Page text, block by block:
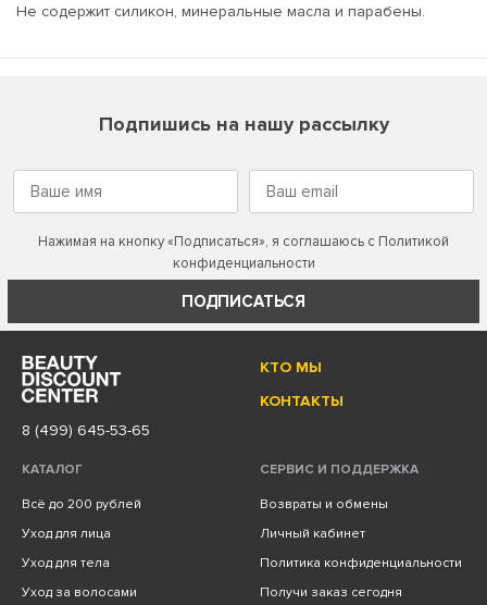
Не содержит силикон, минеральные масла и парабены.
Подпишись на нашу рассылку
Нажимая на кнопку «Подписаться», я соглашаюсь с Политикой
конфиденциальности
ПОДПИСАТЬСЯ
КТО МЫ
КОНТАКТЫ
8 (499) 645-53-65
КАТАЛОГ
Всё до 200 рублей
Уход для лица
Уход для тела
Уход за волосами
СЕРВИС И ПОДДЕРЖКА
Возвраты и обмены
Личный кабинет
Политика конфиденциальности
Получи заказ сегодня